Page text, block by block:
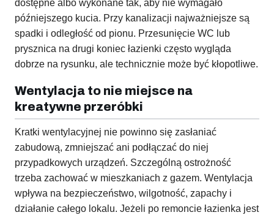
dostępne albo wykonane tak, aby nie wymagało
późniejszego kucia. Przy kanalizacji najważniejsze są
spadki i odległość od pionu. Przesunięcie WC lub
prysznica na drugi koniec łazienki często wygląda
dobrze na rysunku, ale technicznie może być kłopotliwe.
Wentylacja to nie miejsce na
kreatywne przeróbki
Kratki wentylacyjnej nie powinno się zasłaniać
zabudową, zmniejszać ani podłączać do niej
przypadkowych urządzeń. Szczególną ostrożność
trzeba zachować w mieszkaniach z gazem. Wentylacja
wpływa na bezpieczeństwo, wilgotność, zapachy i
działanie całego lokalu. Jeżeli po remoncie łazienka jest